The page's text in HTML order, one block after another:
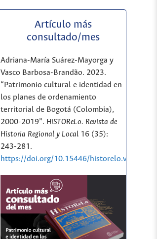
Artículo más
consultado/mes
Adriana-María Suárez-Mayorga y
Vasco Barbosa-Brandão. 2023.
“Patrimonio cultural e identidad en
los planes de ordenamiento
territorial de Bogotá (Colombia),
2000-2019”. HiSTOReLo. Revista de
Historia Regional y Local16 (35):
243-281.
https://doi.org/10.15446/